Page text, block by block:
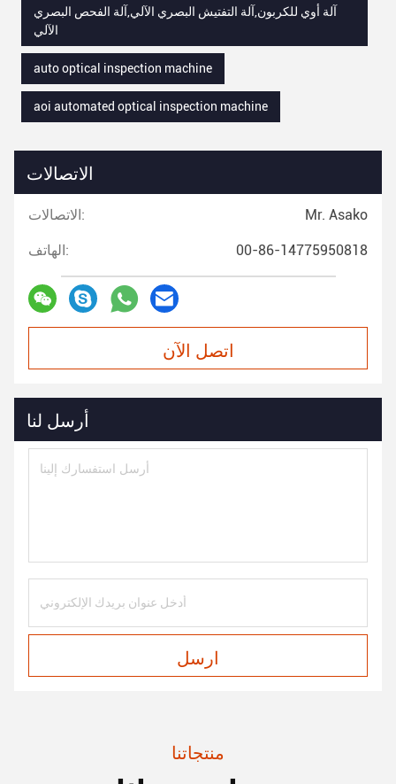
آلة أوي للكربون,آلة التفتيش البصري الآلي,آلة الفحص البصري
الآلي
auto optical inspection machine
aoi automated optical inspection machine
الاتصالات
الاتصالات: Mr. Asako
الهاتف: 00-86-14775950818
اتصل الآن
أرسل لنا
ارسل
منتجاتنا